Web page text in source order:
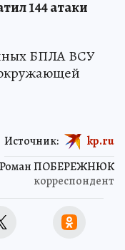
144 атаки
БПЛА ВСУ
Роман ПОБЕРЕЖНЮК
корреспондент
Источник: kp.ru